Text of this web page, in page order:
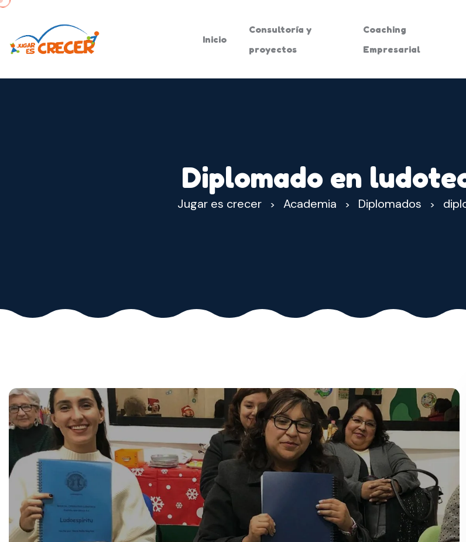
Inicio
Consultoría y
proyectos
Coaching
Empresarial
Diplomado en
Jugar es crecer > Academia > Diplomados >